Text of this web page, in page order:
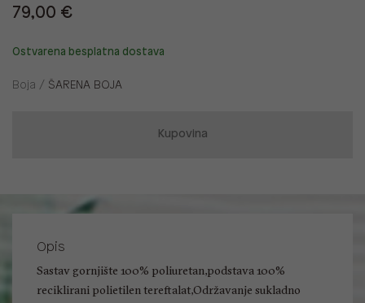
79,00 €
Ostvarena besplatna dostava
Boja / ŠARENA BOJA
Kupovina
Opis
Sastav gornjište 100% poliuretan,podstava 100%
reciklirani polietilen tereftalat,Održavanje sukladno